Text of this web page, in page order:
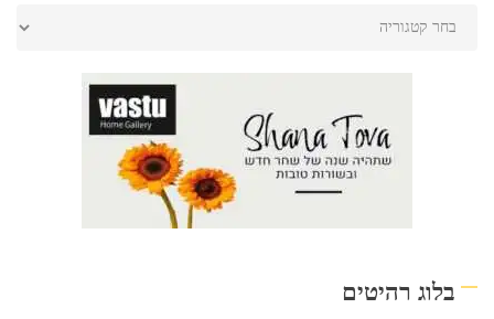
בלוג רהיטים